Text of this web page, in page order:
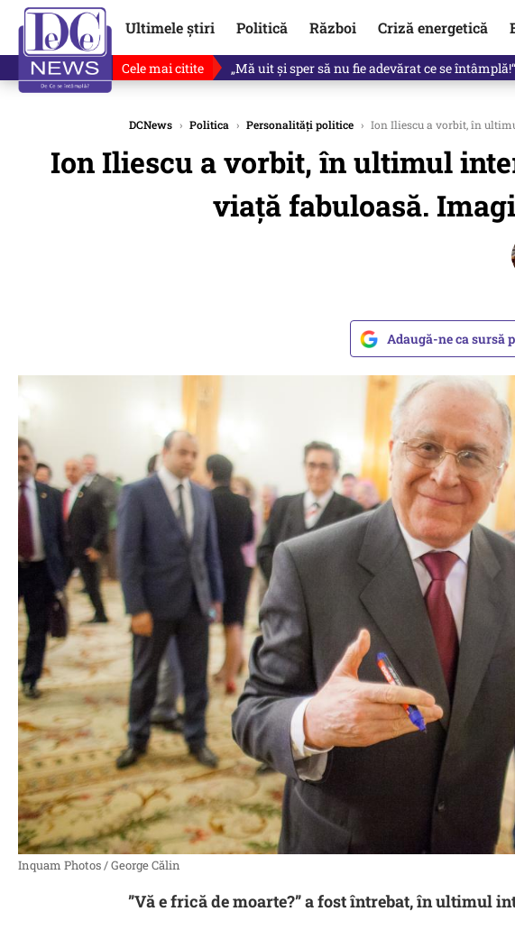
Ultimele știri Politică Război Criză energetică
Cele mai citite Ce se întâmplă cu primul buletin electronic,
DCNews › Politica › Personalități politice › Ion Iliescu a vorbit, în
Ion Iliescu a vorbit, în ultimul
viață fabuloasă.
Adaugă-ne ca sursă
Inquam Photos / George Călin
”Vă e frică de moarte?” a fost întrebat, în ultimul